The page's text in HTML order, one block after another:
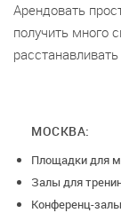
Арендовать
получить много
МОСКВА:
Площадки для
Залы для
Конференц-